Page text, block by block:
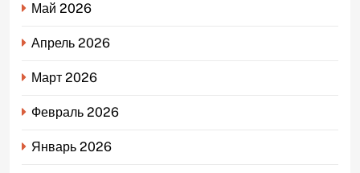
Май 2026
Апрель 2026
Март 2026
Февраль 2026
Январь 2026